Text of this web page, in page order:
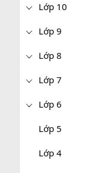
Lớp 10
Lớp 9
Lớp 8
Lớp 7
Lớp 6
Lớp 5
Lớp 4